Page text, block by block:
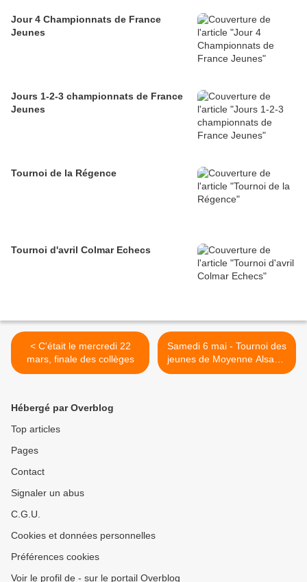
Jour 4 Championnats de France
Jeunes
Jours 1-2-3 championnats de France
Jeunes
Tournoi de la Régence
Tournoi d'avril Colmar Echecs
< C'était le mercredi 22
mars, finale des collèges
Samedi 6 mai - Tournoi des
jeunes de Moyenne Alsace,
2e épisode à Colmar >
Hébergé par Overblog
Top articles
Pages
Contact
Signaler un abus
C.G.U.
Cookies et données personnelles
Préférences cookies
Voir le profil de - sur le portail Overblog